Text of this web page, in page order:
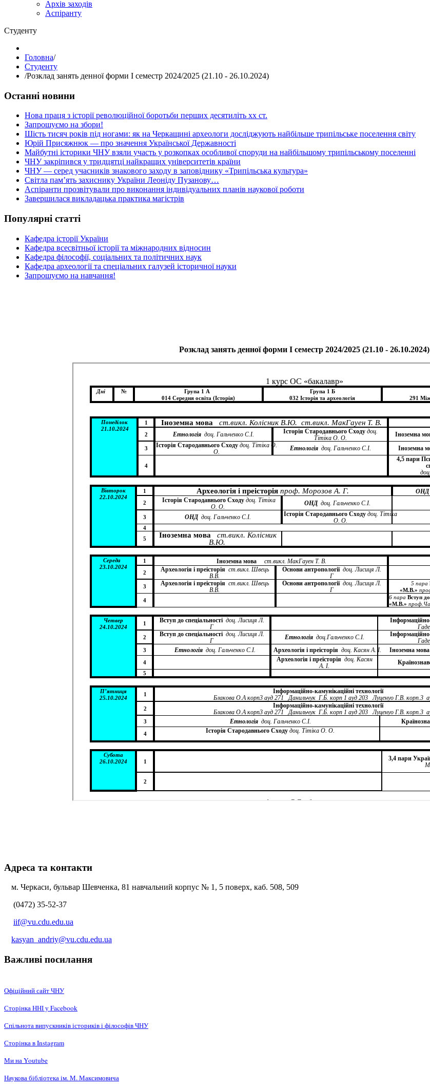
Архів заходів
Аспіранту
Студенту
Головна/
Студенту
/Розклад занять денної форми І семестр 2024/2025 (21.10 - 26.10.2024)
Останні новини
Нова праця з історії революційної боротьби перших десятиліть хх ст.
Запрошуємо на збори!
Шість тисяч років під ногами: як на Черкащині археологи досліджують найбільше трипільське поселення світу
Юрій Присяжнюк — про значення Української Державності
Майбутні історики ЧНУ взяли участь у розкопках особливої споруди на найбільшому трипільському поселенні
ЧНУ закріпився у тридцятці найкращих університетів країни
ЧНУ — серед учасників знакового заходу в заповіднику «Трипільська культура»
Світла пам’ять захиснику України Леоніду Пузанову…
Аспіранти прозвітували про виконання індивідуальних планів наукової роботи
Завершилася викладацька практика магістрів
Популярні статті
Кафедра історії України
Кафедра всесвітньої історії та міжнародних відносин
Кафедра філософії, соціальних та політичних наук
Кафедра археології та спеціальних галузей історичної науки
Запрошуємо на навчання!
Розклад занять денної форми І семестр 2024/2025 (21.10 - 26.10.2024)
Адреса та контакти
м. Черкаси, бульвар Шевченка, 81 навчальний корпус № 1, 5 поверх, каб. 508, 509
(0472) 35-52-37
iif@vu.cdu.edu.ua
kasyan_andriy@vu.cdu.edu.ua
Важливі посилання
Офіційний сайт ЧНУ
Сторінка ННІ у Facebook
Спільнота випускників істориків і філософів ЧНУ
Сторінка в Instagram
Ми на Youtube
Наукова бібліотека ім. М. Максимовича